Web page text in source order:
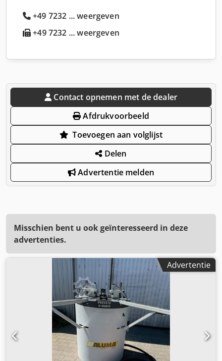
+49 7232 ... weergeven
+49 7232 ... weergeven
Contact opnemen met de dealer
Afdrukvoorbeeld
Toevoegen aan volglijst
Delen
Advertentie melden
Misschien bent u ook geïnteresseerd in deze
advertenties.
Advertentie